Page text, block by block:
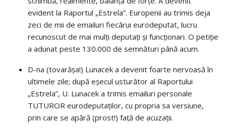
evident la Raportul „Estrela”. Europenii au trimis deja
zeci de mii de emailuri fiecărui eurodeputat, lucru
recunoscut de mai mulți deputați și funcționari. O petiție
a adunat peste 130.000 de semnături până acum.
D-na (tovarășa!) Lunacek a devenit foarte nervoasă în
ultimele zile; după eșecul usturător al Raportului
„Estrela”, U. Lunacek a trimis emailuri personale
TUTUROR eurodeputaților, cu propria sa versiune,
prin care se apără (prost!) față de acuzații.